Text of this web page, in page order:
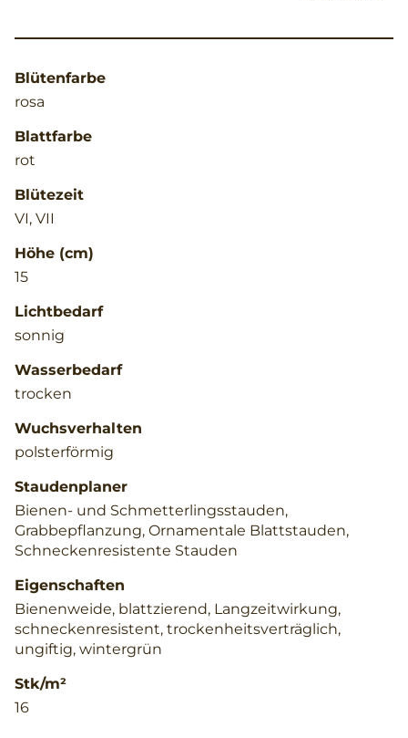
Blütenfarbe
rosa
Blattfarbe
rot
Blütezeit
VI, VII
Höhe (cm)
15
Lichtbedarf
sonnig
Wasserbedarf
trocken
Wuchsverhalten
polsterförmig
Staudenplaner
Bienen- und Schmetterlingsstauden,
Grabbepflanzung, Ornamentale Blattstauden,
Schneckenresistente Stauden
Eigenschaften
Bienenweide, blattzierend, Langzeitwirkung,
schneckenresistent, trockenheitsverträglich,
ungiftig, wintergrün
Stk/m²
16